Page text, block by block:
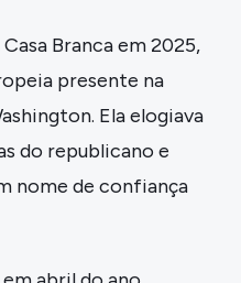
Branca em 2025,
presente na
Ela elogiava
do republicano e
nome de confiança